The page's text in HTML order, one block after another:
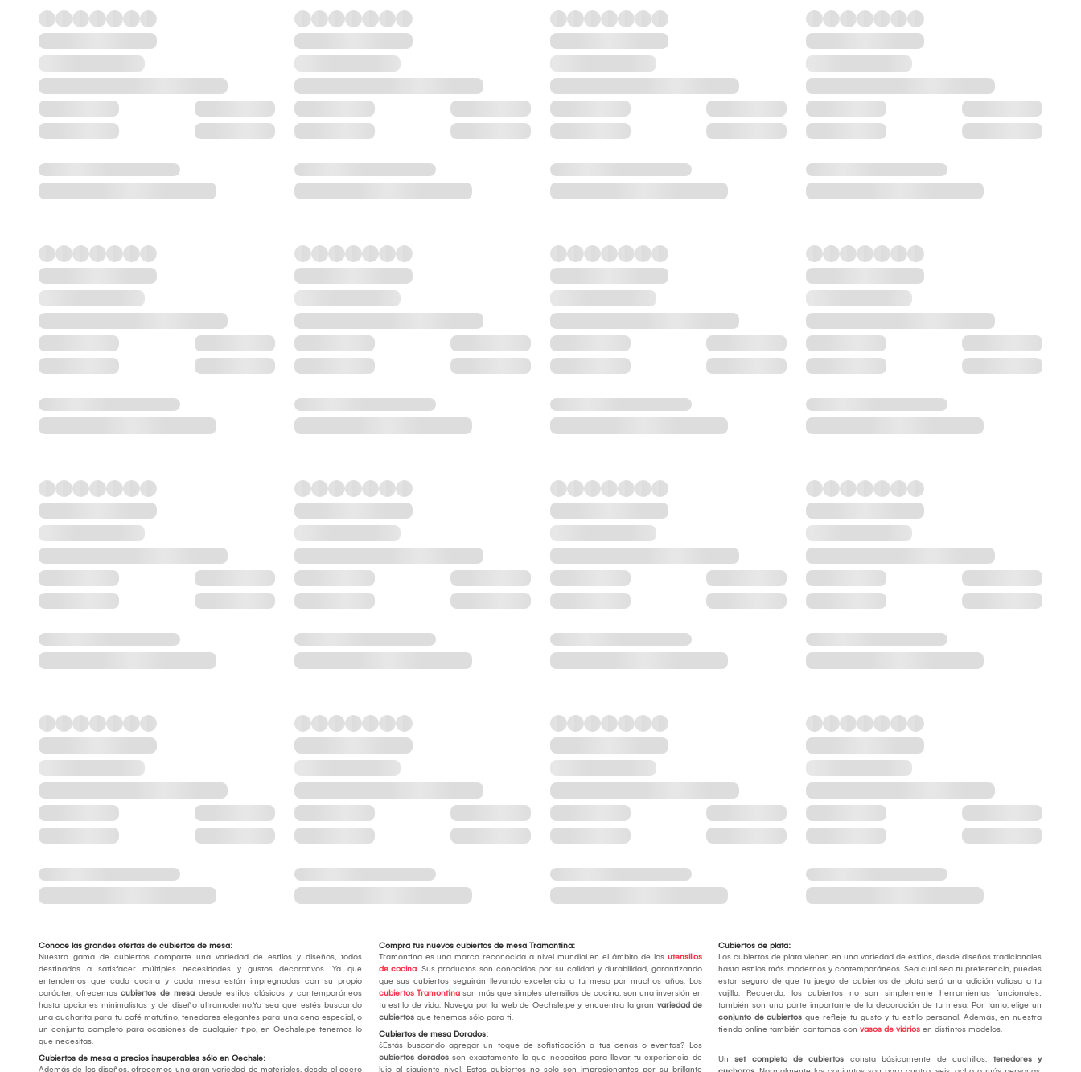
Conoce las grandes ofertas de cubiertos de mesa:
Nuestra gama de cubiertos comparte una variedad de estilos y diseños, todos
destinados a satisfacer múltiples necesidades y gustos decorativos. Ya que
entendemos que cada cocina y cada mesa están impregnadas con su propio
carácter, ofrecemos cubiertos de mesa desde estilos clásicos y contemporáneos
hasta opciones minimalistas y de diseño ultramoderno.Ya sea que estés buscando
una cucharita para tu café matutino, tenedores elegantes para una cena especial, o
un conjunto completo para ocasiones de cualquier tipo, en Oechsle.pe tenemos lo
que necesitas.
Cubiertos de mesa a precios insuperables sólo en Oechsle:
Además de los diseños, ofrecemos una gran variedad de materiales, desde el acero
Compra tus nuevos cubiertos de mesa Tramontina:
Tramontina es una marca reconocida a nivel mundial en el ámbito de los utensilios
de cocina. Sus productos son conocidos por su calidad y durabilidad, garantizando
que sus cubiertos seguirán llevando excelencia a tu mesa por muchos años. Los
cubiertos Tramontinason más que simples utensilios de cocina, son una inversión en
tu estilo de vida. Navega por la web de Oechsle.pe y encuentra la gran variedad de
cubiertos que tenemos sólo para ti.
Cubiertos de mesa Dorados:
¿Estás buscando agregar un toque de sofisticación a tus cenas o eventos? Los
cubiertos dorados son exactamente lo que necesitas para llevar tu experiencia de
lujo al siguiente nivel. Estos cubiertos no solo son impresionantes por su brillante
Cubiertos de plata:
Los cubiertos de plata vienen en una variedad de estilos, desde diseños tradicionales
hasta estilos más modernos y contemporáneos. Sea cual sea tu preferencia, puedes
estar seguro de que tu juego de cubiertos de plata será una adición valiosa a tu
vajilla. Recuerda, los cubiertos no son simplemente herramientas funcionales;
también son una parte importante de la decoración de tu mesa. Por tanto, elige un
conjunto de cubiertos que refleje tu gusto y tu estilo personal. Además, en nuestra
tienda online también contamos convasos de vidrios en distintos modelos.
Unset completo de cubiertos consta básicamente de cuchillos, tenedores y